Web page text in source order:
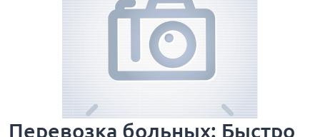
Перевозка больных: Быстро